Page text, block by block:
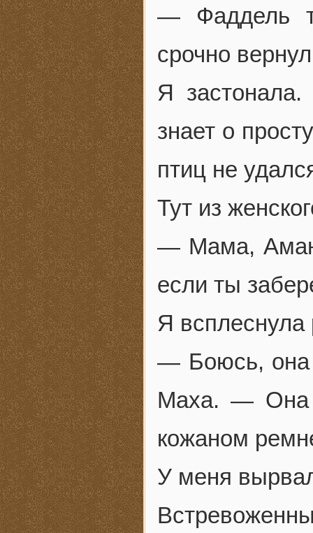
— Фаддель
срочно
Я
знает о
птиц не
Тут из
— Мама,
если ты
Я всплеснула
— Боюсь, она
Маха. — Она
кожаном
У меня